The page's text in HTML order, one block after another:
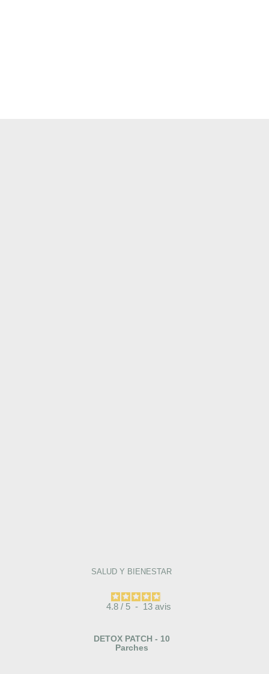
SALUD Y BIENESTAR
4.8 / 5 - 13 avis
DETOX PATCH - 10
Parches